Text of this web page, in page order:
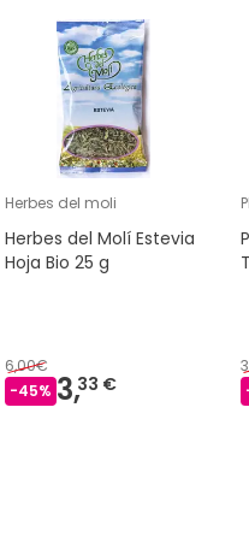
Herbes del moli
Herbes del Molí Estevia
Hoja Bio 25 g
6,00€
-45% 3,33 €